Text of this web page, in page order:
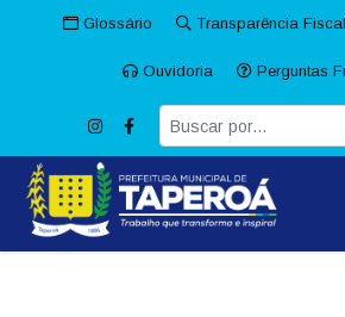
Glossário Transparência Fiscal
Ouvidoria Perguntas